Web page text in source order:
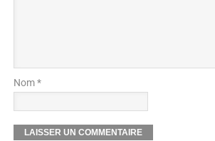
Nom *